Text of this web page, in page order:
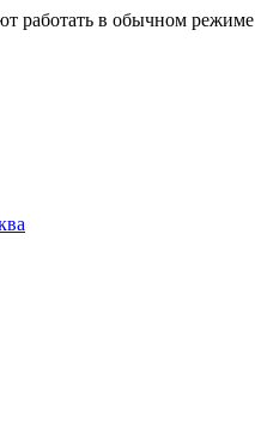
работать в обычном режиме